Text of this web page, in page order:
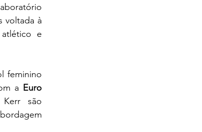
voltada à
e
feminino
a Euro
são